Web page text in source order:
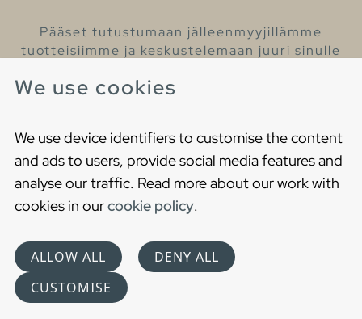
We use cookies
We use device identifiers to customise the content
and ads to users, provide social media features and
analyse our traffic. Read more about our work with
cookies in ourcookie policy.
ALLOW ALL
DENY ALL
CUSTOMISE
Pääset tutustumaan jälleenmyyjillämme
tuotteisiimme ja keskustelemaan juuri sinulle
Cookies
Privacy statement
Choose language